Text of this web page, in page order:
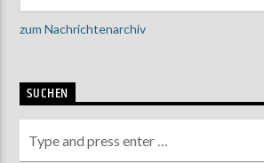
zum Nachrichtenarchiv
SUCHEN